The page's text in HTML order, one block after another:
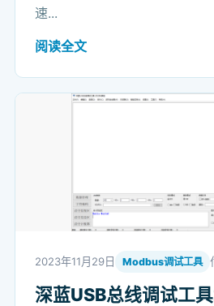
速...
阅读全文
2023年11月29日 Modbus调试工具
深蓝USB总线调试工